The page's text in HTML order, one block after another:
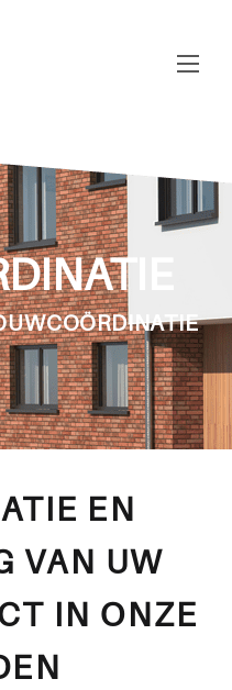
EN
VAN UW
IN ONZE